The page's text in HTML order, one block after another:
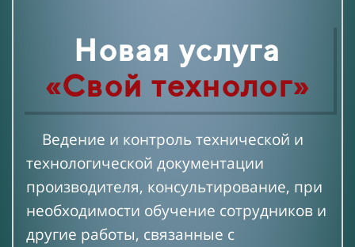
Новая услуга
«Свой технолог»
Ведение и контроль технической и
технологической документации
производителя, консультирование, при
необходимости обучение сотрудников и
другие работы, связанные с